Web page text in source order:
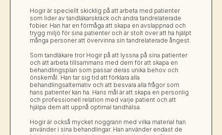
Hogir är speciellt skicklig på att arbeta med patienter
som lider av tandläkarskräck och andra tandrelaterade
fobier. Han har en förmåga att skapa en avslappnad och
trygg miljö för sina patienter och är stolt över att ha hjälpt
många personer att övervinna sin tandrelaterade ångest.
Som tandläkare tror Hogir på att lyssna på sina patienter
och att arbeta tillsammans med dem för att skapa en
behandlingsplan som passar deras unika behov och
önskemål. Han tar sig tid att förklara alla
behandlingsalternativ och att besvara alla frågor som
hans patienter kan ha. Hans mål är att skapa en personlig
och professionell relation med varje patient och att
hjälpa dem att uppnå optimal tandhälsa.
Hogir är också mycket noggrann med vilka material han
använder i sina behandlingar. Han använder endast de